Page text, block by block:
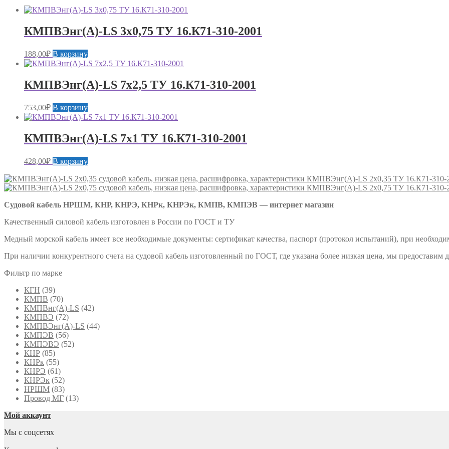
КМПВЭнг(А)-LS 3х0,75 ТУ 16.К71-310-2001
188,00₽ В корзину
КМПВЭнг(А)-LS 7х2,5 ТУ 16.К71-310-2001
753,00₽ В корзину
КМПВЭнг(А)-LS 7х1 ТУ 16.К71-310-2001
428,00₽ В корзину
КМПВЭнг(А)-LS 2х0,35 ТУ 16.К71-310-
КМПВЭнг(А)-LS 2х0,75 ТУ 16.К71-310-
Судовой кабель НРШМ, КНР, КНРЭ, КНРк, КНРЭк, КМПВ, КМПЭВ — интернет магазин
Качественный силовой кабель изготовлен в России по ГОСТ и ТУ
Медный морской кабель имеет все необходимые документы: сертификат качества, паспорт (протокол испытаний), при
При наличии конкурентного счета на судовой кабель изготовленный по ГОСТ, где указана более низкая цена, мы предоставим
Фильтр по марке
КГН (39)
КМПВ (70)
КМПВнг(А)-LS (42)
КМПВЭ (72)
КМПВЭнг(А)-LS (44)
КМПЭВ (56)
КМПЭВЭ (52)
КНР (85)
КНРк (55)
КНРЭ (61)
КНРЭк (52)
НРШМ (83)
Провод МГ (13)
Мой аккаунт
Мы с соцсетях